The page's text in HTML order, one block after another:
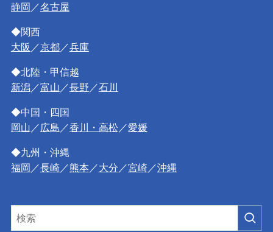
静岡 ／名古屋
◆関西
大阪 ／京都／兵庫
◆北陸・甲信越
新潟 ／富山 ／長野 ／石川
◆中国・四国
岡山 ／ 広島 ／香川・高松／愛媛
◆九州・沖縄
福岡 ／長崎／熊本 ／大分 ／宮崎／沖縄